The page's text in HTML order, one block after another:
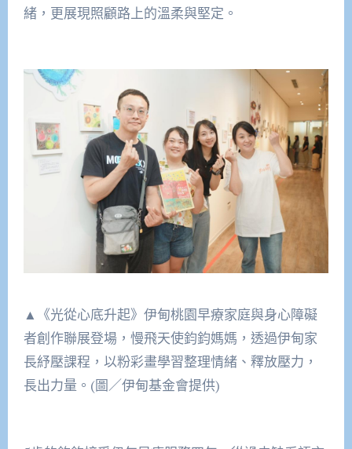
緒，更展現照顧路上的溫柔與堅定。
▲《光從心底升起》伊甸桃園早療家庭與身心障礙
者創作聯展登場，慢飛天使鈞鈞媽媽，透過伊甸家
長紓壓課程，以粉彩畫學習整理情緒、釋放壓力，
長出力量。(圖／伊甸基金會提供)